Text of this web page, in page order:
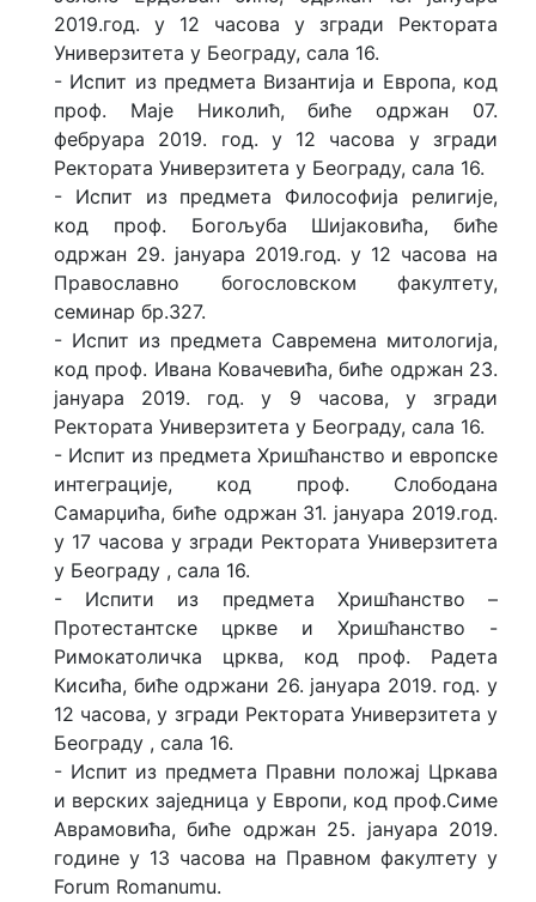
2019.год. у 12 часова у згради Ректората
Универзитета у Београду, сала 16.
- Испит из предмета Византија и Европа, код
проф. Маје Николић, биће одржан 07.
фебруара 2019. год. у 12 часова у згради
Ректората Универзитета у Београду, сала 16.
- Испит из предмета Философија религије,
код проф. Богољуба Шијаковића, биће
одржан 29. јануара 2019.год. у 12 часова на
Православно богословском факултету,
семинар бр.327.
- Испит из предмета Савремена митологија,
код проф. Ивана Ковачевића, биће одржан 23.
јануара 2019. год. у 9 часова, у згради
Ректората Универзитета у Београду, сала 16.
- Испит из предмета Хришћанство и европске
интеграције, код проф. Слободана
Самарџића, биће одржан 31. јануара 2019.год.
у 17 часова у згради Ректората Универзитета
у Београду , сала 16.
- Испити из предмета Хришћанство –
Протестантске цркве и Хришћанство -
Римокатоличка црква, код проф. Радета
Кисића, биће одржани 26. јануара 2019. год. у
12 часова, у згради Ректората Универзитета у
Београду , сала 16.
- Испит из предмета Правни положај Цркава
и верских заједница у Европи, код проф.Симе
Аврамовића, биће одржан 25. јануара 2019.
године у 13 часова на Правном факултету у
Forum Romanumu.